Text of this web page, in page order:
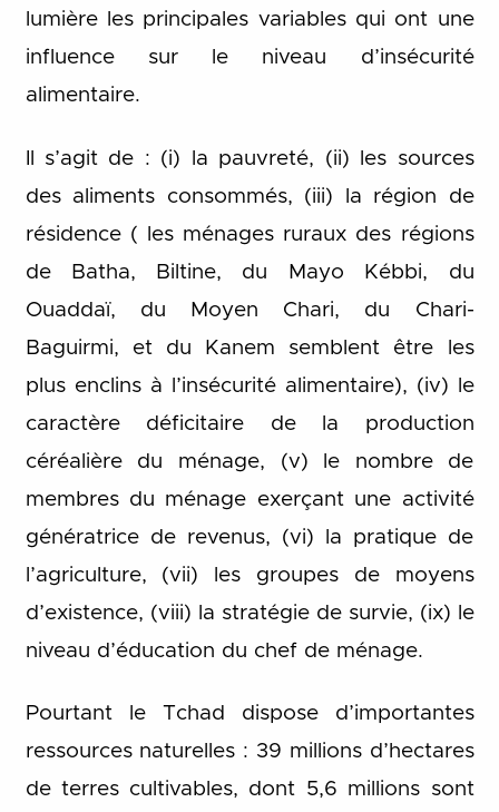
lumière les principales variables qui ont une
influence sur le niveau d’insécurité
alimentaire.
Il s’agit de : (i) la pauvreté, (ii) les sources
des aliments consommés, (iii) la région de
résidence ( les ménages ruraux des régions
de Batha, Biltine, du Mayo Kébbi, du
Ouaddaï, du Moyen Chari, du Chari-
Baguirmi, et du Kanem semblent être les
plus enclins à l’insécurité alimentaire), (iv) le
caractère déficitaire de la production
céréalière du ménage, (v) le nombre de
membres du ménage exerçant une activité
génératrice de revenus, (vi) la pratique de
l’agriculture, (vii) les groupes de moyens
d’existence, (viii) la stratégie de survie, (ix) le
niveau d’éducation du chef de ménage.
Pourtant le Tchad dispose d’importantes
ressources naturelles : 39 millions d’hectares
de terres cultivables, dont 5,6 millions sont